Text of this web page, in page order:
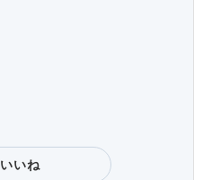
いいね